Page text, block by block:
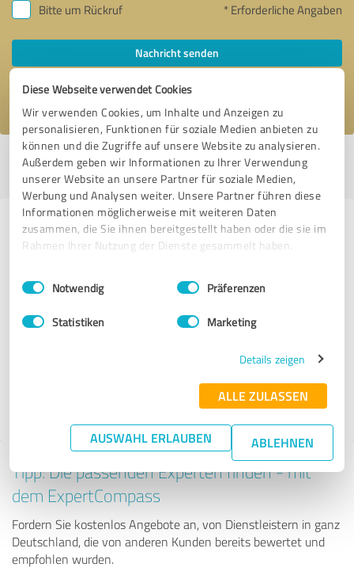
Diese Webseite verwendet Cookies
Wir verwenden Cookies, um Inhalte und Anzeigen zu
personalisieren, Funktionen für soziale Medien anbieten zu
können und die Zugriffe auf unsere Website zu analysieren.
Außerdem geben wir Informationen zu Ihrer Verwendung
unserer Website an unsere Partner für soziale Medien,
Werbung und Analysen weiter. Unsere Partner führen diese
Informationen möglicherweise mit weiteren Daten
zusammen, die Sie ihnen bereitgestellt haben oder die sie im
Rahmen Ihrer Nutzung der Dienste gesammelt haben.
Impressum Datenschutzbestimmungen
Einwilligungsauswahl
Notwendig Präferenzen
Statistiken Marketing
Details zeigen
ALLE ZULASSEN
AUSWAHL ERLAUBEN ABLEHNEN
Bitte um Rückruf * Erforderliche Angaben
Nachricht senden
Ich stimme denDatenschutzbestimmungen
Profil aktiv seit 11.07.2023 |Letzte Aktualisierung: 05.08.2026|
melden
Erfahrungen zu weiteren
Anbietern aus dem Bereich
Immobilienvermittlung
Görz Immobilien GmbH
Tipp: Die passenden Experten finden - mit
dem ExpertCompass
Fordern Sie kostenlos Angebote an, von Dienstleistern in ganz
Deutschland, die von anderen Kunden bereits bewertet und
empfohlen wurden.